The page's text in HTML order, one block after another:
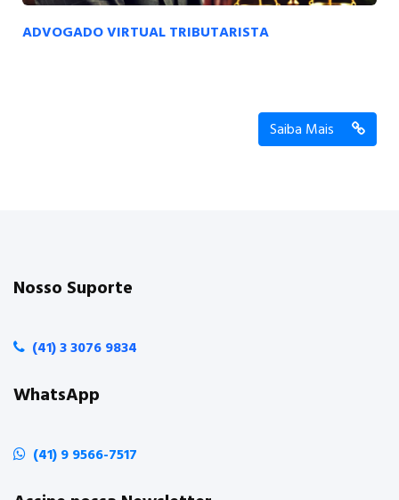
ADVOGADO VIRTUAL TRIBUTARISTA
Saiba Mais
Nosso Suporte
(41) 3 3076 9834
WhatsApp
(41) 9 9566-7517